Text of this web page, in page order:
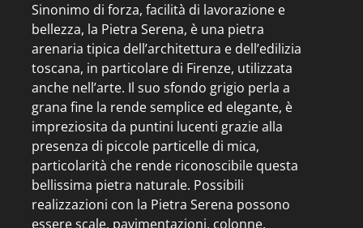
Sinonimo di forza, facilità di lavorazione e
bellezza, la Pietra Serena, è una pietra
arenaria tipica dell’architettura e dell’edilizia
toscana, in particolare di Firenze, utilizzata
anche nell’arte. Il suo sfondo grigio perla a
grana fine la rende semplice ed elegante, è
impreziosita da puntini lucenti grazie alla
presenza di piccole particelle di mica,
particolarità che rende riconoscibile questa
bellissima pietra naturale. Possibili
realizzazioni con la Pietra Serena possono
essere scale, pavimentazioni, colonne,